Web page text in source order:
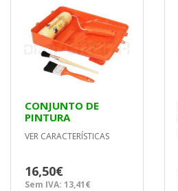
CONJUNTO DE
PINTURA
PROFISSIONAL
UNIVERSAL
VER CARACTERÍSTICAS
16,50€
Sem IVA: 13,41€